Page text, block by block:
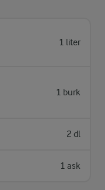
1 liter
1 burk
2 dl
1 ask